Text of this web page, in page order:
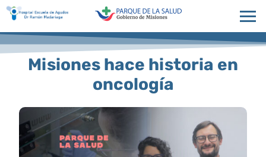
Misiones hace historia en
oncología